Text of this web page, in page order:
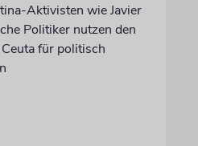
Aktivisten wie Javier
Politiker nutzen den
für politisch